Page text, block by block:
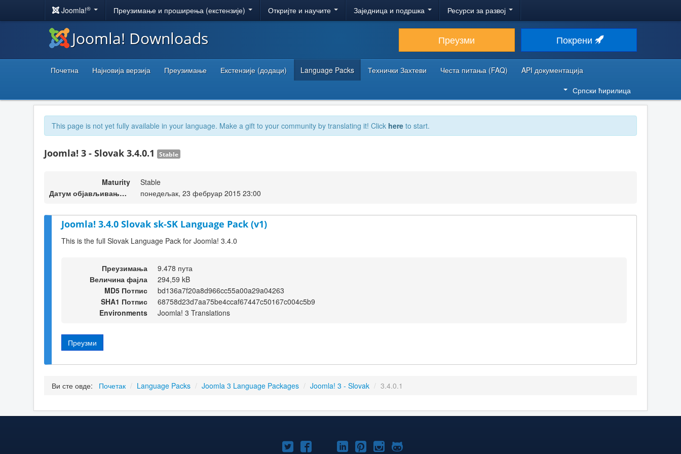
Joomla!® Преузимање и проширења (екстензије) Откријте и научите Заједница и подршка Ресурси за развој
Joomla! Downloads Преузми Покрени
Почетна Најновија верзија Преузимање Екстензије (додаци) Language Packs Технички Захтеви Честа питања (FAQ)
API документација
Српски ћирилица
This page is not yet fully available in your language. Make a gift to your community by translating it! Click here to start.
Joomla! 3 - Slovak 3.4.0.1 Stable
Maturity
Stable
Датум објављивања верзије
понедељак, 23 фебруар 2015 23:00
Joomla! 3.4.0 Slovak sk-SK Language Pack (v1)
This is the full Slovak Language Pack for Joomla! 3.4.0
Преузимања
9.478 пута
Величина фајла
294,59 kB
MD5 Потпис
bd136a7f20a8d966cc55a00a29a04263
SHA1 Потпис
68758d23d7aa75be4ccaf67447c50167c004c5b9
Environments
Joomla! 3 Translations
Преузми
Ви сте овде: Почетак / Language Packs / Joomla 3 Language Packages / Joomla! 3 - Slovak / 3.4.0.1
Joomla!Joomla!Joomla!
Joomla!Joomla!
Joomla!Joomla!